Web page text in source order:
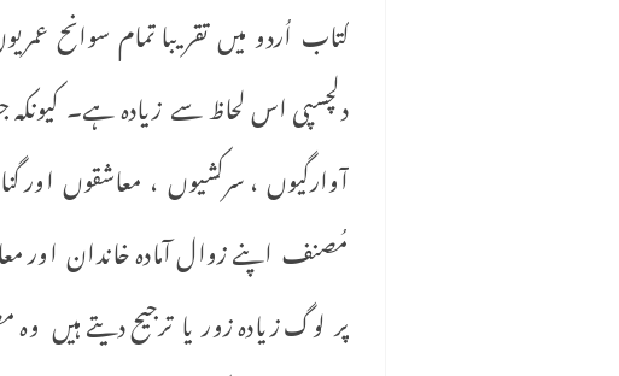
کتاب اُردو میں تقریبا تمام سوانح
دلچسپی اس لحاظ سے زیادہ ہے۔
آوارگیوں ، سرکشیوں ، معاشقوں
مُصنف اپنے زوال آمادہ خاندان اور
پر لوگ زیادہ زور یا ترجیح دیتے